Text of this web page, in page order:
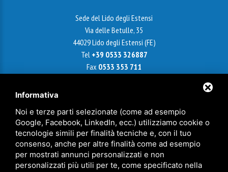
Sede del Lido degli Estensi
Via delle Betulle, 35
44029 Lido degli Estensi (FE)
Tel +39 0533 326887
Fax 0533 353 711
Sede di Ferrara
Via Cairoli, 18 - 44121 Ferrara
Cell+39 338 9799921
Tel+39 0532 241180
Informativa
Noi e terze parti selezionate (come ad esempio
Google, Facebook, LinkedIn, ecc.) utilizziamo cookie o
tecnologie simili per finalità tecniche e, con il tuo
consenso, anche per altre finalità come ad esempio
per mostrati annunci personalizzati e non
personalizzati più utili per te, come specificato nella